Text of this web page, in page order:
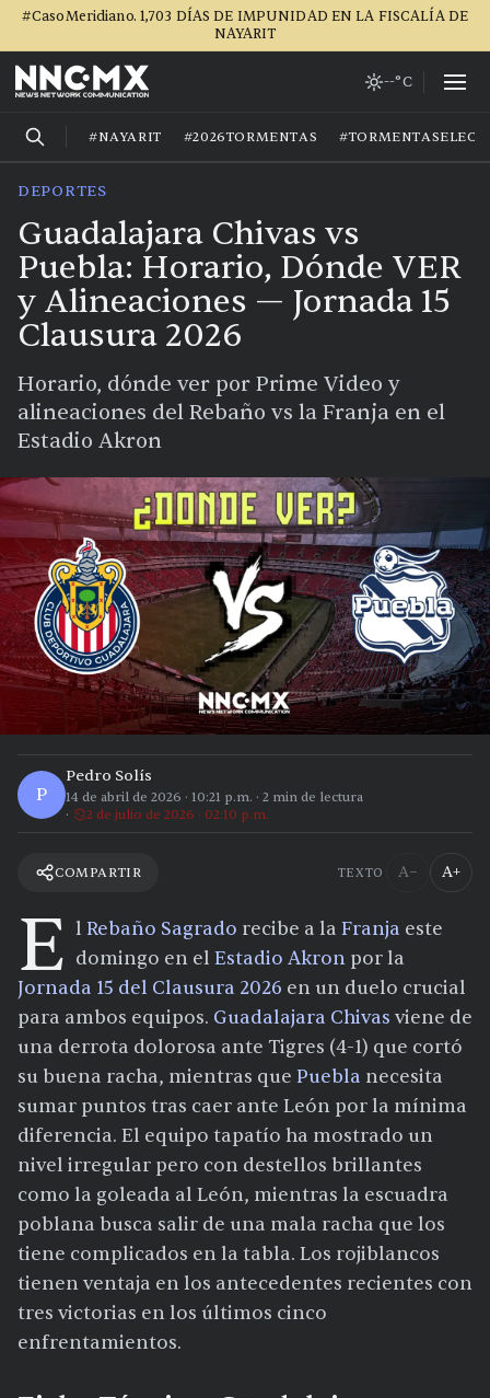
#CasoMeridiano. 1,703 DÍAS DE IMPUNIDAD EN LA FISCALÍA DE
NAYARIT
--°C
#NAYARIT #2026TORMENTAS
DEPORTES
Guadalajara Chivas vs
Puebla: Horario, Dónde VER
y Alineaciones — Jornada 15
Clausura 2026
Horario, dónde ver por Prime Video y
alineaciones del Rebaño vs la Franja en el
Estadio Akron
P
Pedro Solís
14 de abril de 2026 · 10:21 p.m. · 2 min de lectura
2 de julio de 2026 · 02:10 p.m.
COMPARTIR TEXTO A− A+
E l Rebaño Sagrado recibe a la Franja este
domingo en el Estadio Akron por la
Jornada 15 del Clausura 2026 en un duelo crucial
para ambos equipos. Guadalajara Chivas viene de
una derrota dolorosa ante Tigres (4-1) que cortó
su buena racha, mientras que Puebla necesita
sumar puntos tras caer ante León por la mínima
diferencia. El equipo tapatío ha mostrado un
nivel irregular pero con destellos brillantes
como la goleada al León, mientras la escuadra
poblana busca salir de una mala racha que los
tiene complicados en la tabla. Los rojiblancos
tienen ventaja en los antecedentes recientes con
tres victorias en los últimos cinco
enfrentamientos.